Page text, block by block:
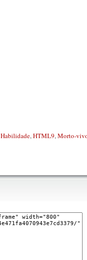
Habilidade,HTML9,Morto-